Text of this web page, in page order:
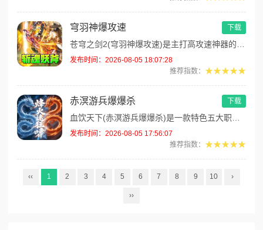
穹羽神爆攻速
发布时间：2026-08-05 18:07:28
推荐指数： ★★★★★
下载
赤溟游兵爆爆杀
发布时间：2026-08-05 17:56:07
推荐指数： ★★★★★
下载
‹‹ 1 2 3 4 5 6 7 8 9 10 ›
››